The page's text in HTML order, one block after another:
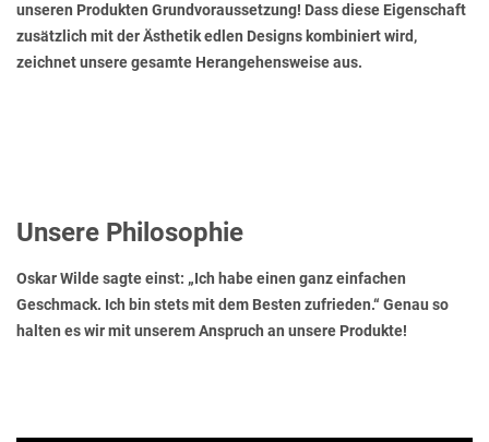
unseren Produkten Grundvoraussetzung! Dass diese Eigenschaft
zusätzlich mit der Ästhetik edlen Designs kombiniert wird,
zeichnet unsere gesamte Herangehensweise aus.
Unsere Philosophie
Oskar Wilde sagte einst: „Ich habe einen ganz einfachen
Geschmack. Ich bin stets mit dem Besten zufrieden.“ Genau so
halten es wir mit unserem Anspruch an unsere Produkte!